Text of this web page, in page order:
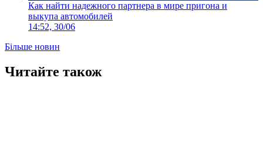
Как найти надежного партнера в мире пригона и
выкупа автомобилей
14:52, 30/06
Більше новин
Читайте також